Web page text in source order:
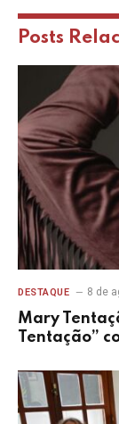
Posts
DESTAQUE 8 de
Mary
Tentação”